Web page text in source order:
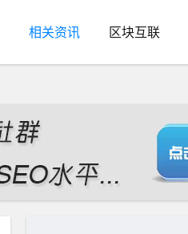
相关资讯 区块互联